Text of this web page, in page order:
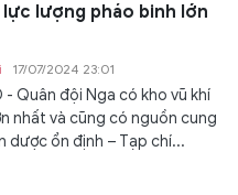
lượng pháo binh lớn
17/07/2024 23:01
- Quân đội Nga có kho vũ khí
nhất và cũng có nguồn cung
dược ổn định – Tạp chí...